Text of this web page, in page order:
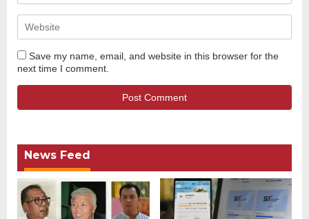
Save my name, email, and website in this browser for the
next time I comment.
News Feed